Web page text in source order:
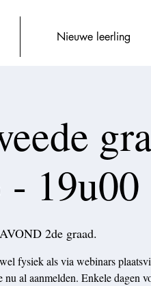
Nieuwe leerling
19u00
2de graad.
fysiek als via webinars
al aanmelden. Enkele dagen